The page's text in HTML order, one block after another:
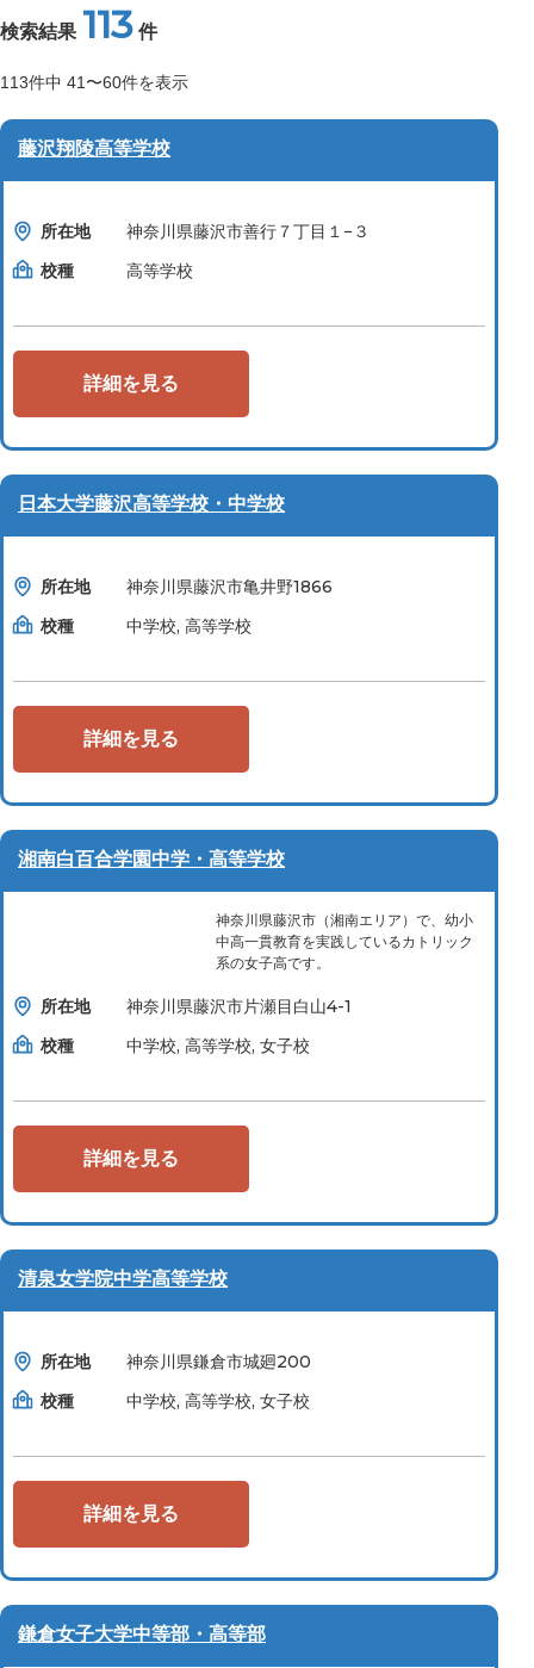
検索結果 113 件
113件中 41〜60件を表示
藤沢翔陵高等学校
所在地
神奈川県藤沢市善行７丁目１−３
校種
高等学校
詳細を見る
日本大学藤沢高等学校・中学校
所在地
神奈川県藤沢市亀井野1866
校種
中学校, 高等学校
詳細を見る
湘南白百合学園中学・高等学校
神奈川県藤沢市（湘南エリア）で、幼小
中高一貫教育を実践しているカトリック
系の女子高です。
所在地
神奈川県藤沢市片瀬目白山4-1
校種
中学校, 高等学校, 女子校
詳細を見る
清泉女学院中学高等学校
所在地
神奈川県鎌倉市城廻200
校種
中学校, 高等学校, 女子校
詳細を見る
鎌倉女子大学中等部・高等部